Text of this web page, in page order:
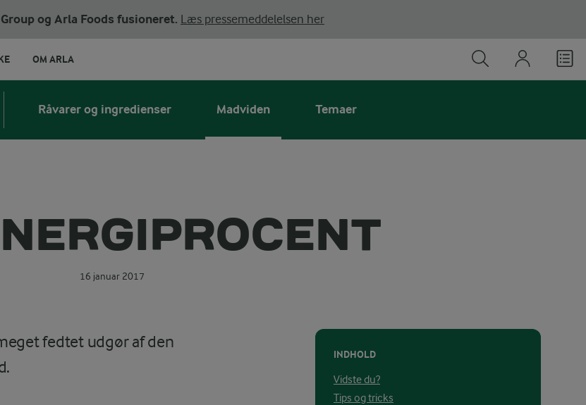
og Arla Foods fusioneret. Læs pressemeddelelsen her
OM ARLA
Råvarer og ingredienser Madviden Temaer
16 januar 2017
INDHOLD
Vidste du?
Tips og tricks
fedtet udgør af den